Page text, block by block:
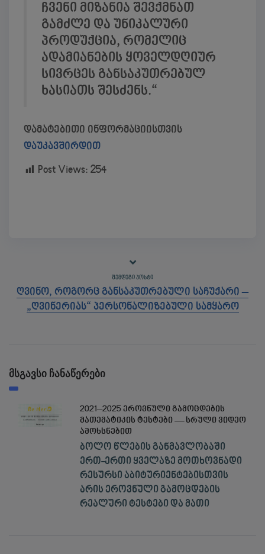
ჩვენი მიზანია შევქმნათ
გამძლე და უნიკალური
პროდუქცია, რომელიც
ადამიანების ყოველდღიურ
სივრცეს განსაკუთრებულ
ხასიათს შესძენს.“
დამატებითი ინფორმაციისთვის
დაუკავშირდით
Post Views: 254
ᲨᲔᲛᲓᲔᲒᲘ ᲞᲝᲡᲢᲘ
ღვინო, როგორც განსაკუთრებული საჩუქარი –
„ღვინერიას“ პერსონალიზებული სამყარო
მსგავსი ჩანაწერები
2021–2025 ეროვნული გამოცდების
მათემატიკის ტესტები — სრული ვიდეო
ამოხსნებით
ბოლო წლების განმავლობაში
ერთ-ერთი ყველაზე მოთხოვნადი
რესურსი აბიტურიენტებისთვის
არის ეროვნული გამოცდების
რეალური ტესტები და მათი